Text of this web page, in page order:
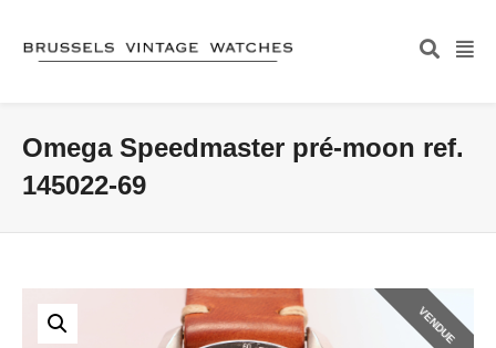
Omega Speedmaster pré-moon ref.
145022-69
VENDUE